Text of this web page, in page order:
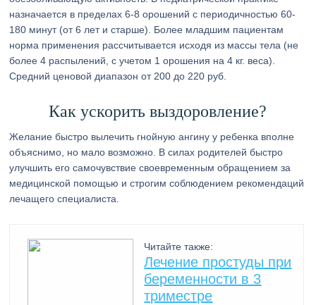
назначается в пределах 6-8 орошений с периодичностью 60-
180 минут (от 6 лет и старше). Более младшим пациентам
норма применения рассчитывается исходя из массы тела (не
более 4 распылений, с учетом 1 орошения на 4 кг. веса).
Средний ценовой диапазон от 200 до 220 руб.
Как ускорить выздоровление?
Желание быстро вылечить гнойную ангину у ребенка вполне
объяснимо, но мало возможно. В силах родителей быстро
улучшить его самочувствие своевременным обращением за
медицинской помощью и строгим соблюдением рекомендаций
лечащего специалиста.
Читайте также:
Лечение простуды при
беременности в 3
триместре